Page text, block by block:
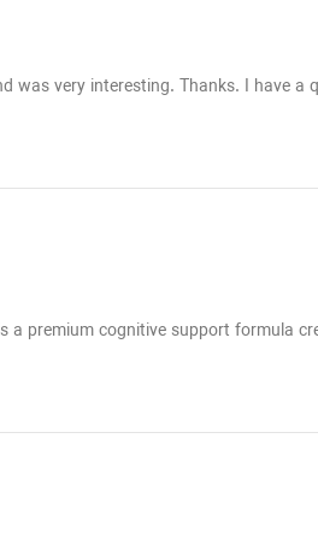
was very interesting. Thanks. I have a
a premium cognitive support formula